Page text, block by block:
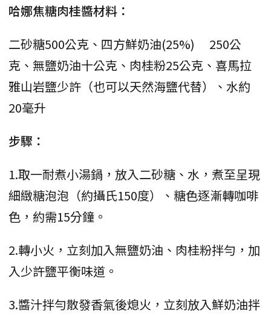
哈娜焦糖肉桂醬材料：
二砂糖500公克、四方鮮奶油(25%) 250公
克、無鹽奶油十公克、肉桂粉25公克、喜馬拉
雅山岩鹽少許（也可以天然海鹽代替）、水約
20毫升
步驟：
1.取一耐煮小湯鍋，放入二砂糖、水，煮至呈現
細緻糖泡泡（約攝氏150度）、糖色逐漸轉咖啡
色，約需15分鐘。
2.轉小火，立刻加入無鹽奶油、肉桂粉拌勻，加
入少許鹽平衡味道。
3.醬汁拌勻散發香氣後熄火，立刻放入鮮奶油拌